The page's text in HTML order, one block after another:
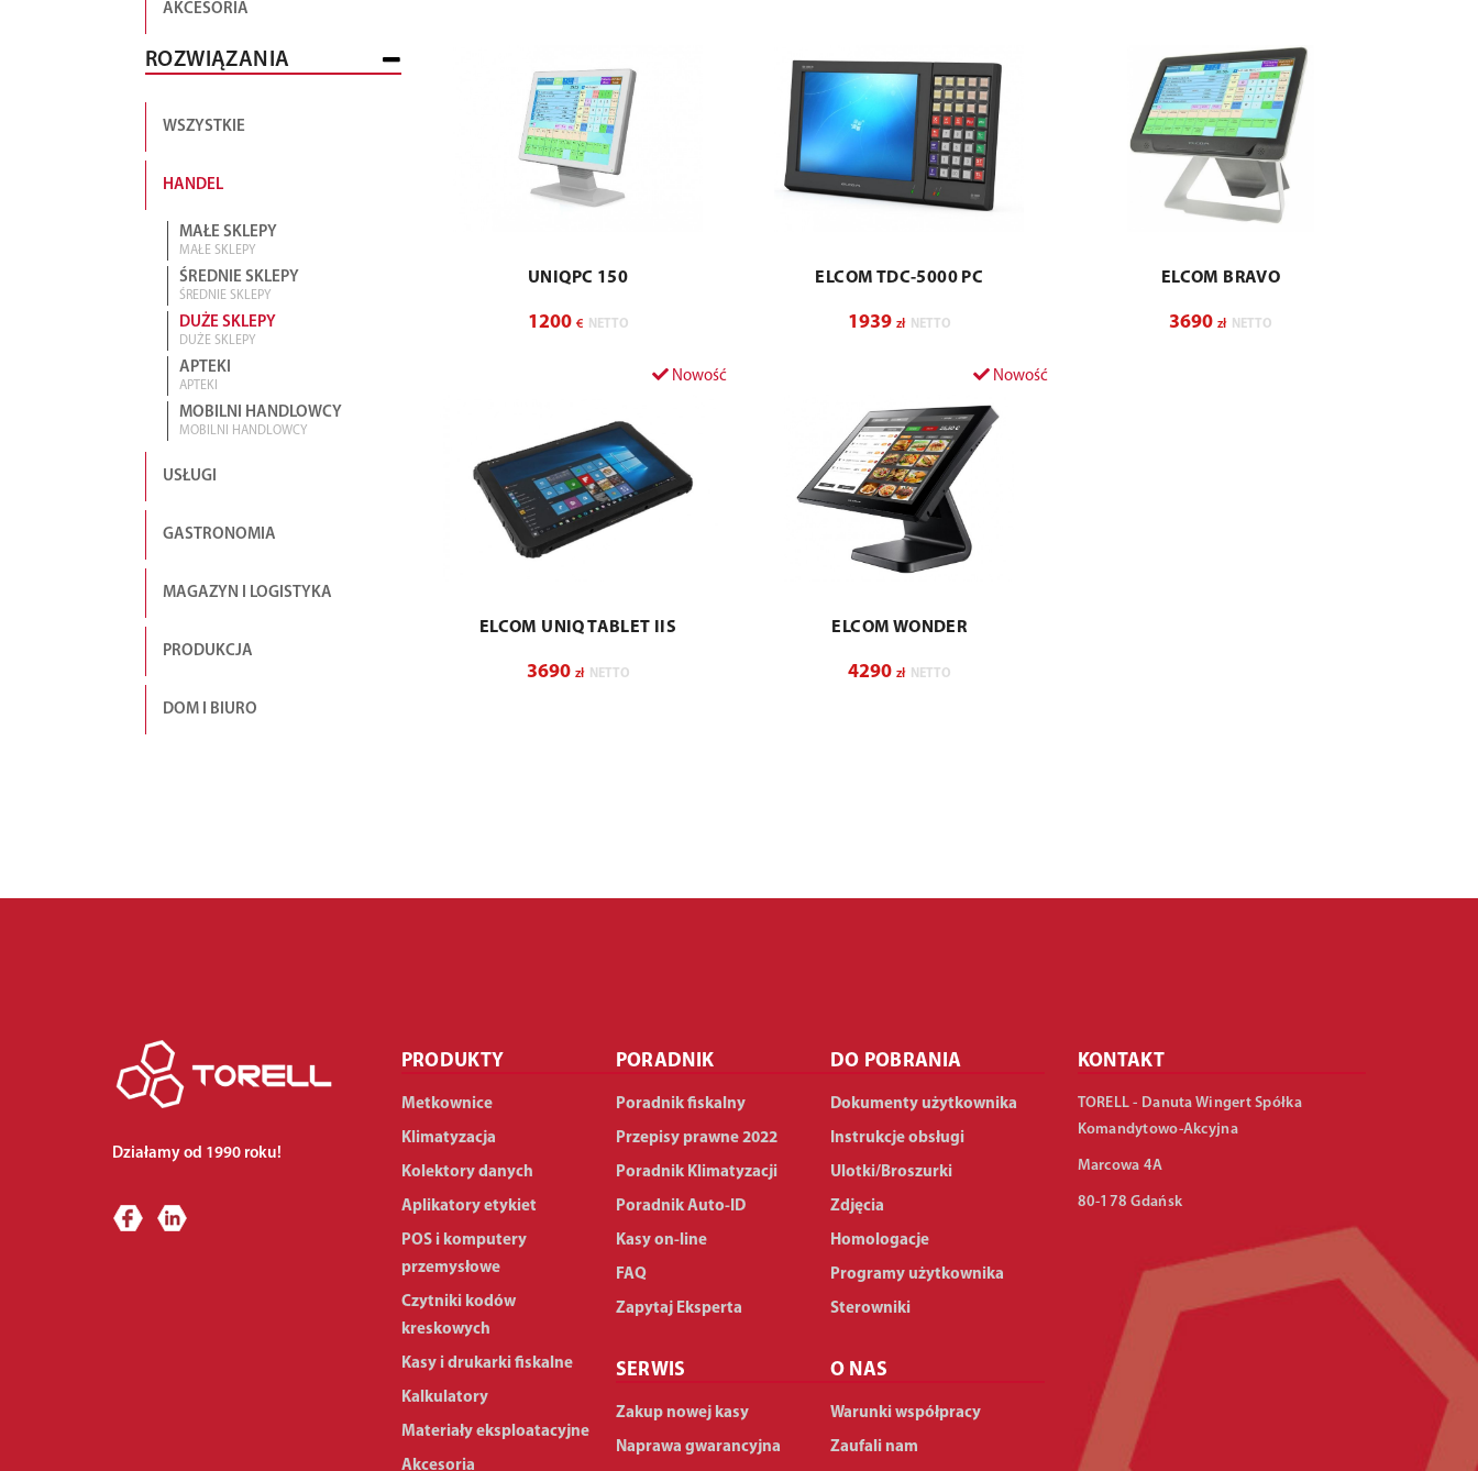
AKCESORIA
ROZWIĄZANIA
WSZYSTKIE
HANDEL
MAŁE SKLEPY
MAŁE SKLEPY
ŚREDNIE SKLEPY
ŚREDNIE SKLEPY
DUŻE SKLEPY
DUŻE SKLEPY
APTEKI
APTEKI
MOBILNI HANDLOWCY
MOBILNI HANDLOWCY
USŁUGI
GASTRONOMIA
MAGAZYN I LOGISTYKA
PRODUKCJA
DOM I BIURO
UNIQPC 150
1200 € NETTO
ELCOM TDC-5000 PC
1939 zł NETTO
ELCOM BRAVO
3690 zł NETTO
Nowość
ELCOM UNIQ TABLET IIS
3690 zł NETTO
Nowość
ELCOM WONDER
4290 zł NETTO
Działamy od 1990 roku!
PRODUKTY
Metkownice
Klimatyzacja
Kolektory danych
Aplikatory etykiet
POS i komputery
przemysłowe
Czytniki kodów
kreskowych
Kasy i drukarki fiskalne
Kalkulatory
Materiały eksploatacyjne
Akcesoria
PORADNIK
Poradnik fiskalny
Przepisy prawne 2022
Poradnik Klimatyzacji
Poradnik Auto-ID
Kasy on-line
FAQ
Zapytaj Eksperta
SERWIS
Zakup nowej kasy
Naprawa gwarancyjna
DO POBRANIA
Dokumenty użytkownika
Instrukcje obsługi
Ulotki/Broszurki
Zdjęcia
Homologacje
Programy użytkownika
Sterowniki
O NAS
Warunki współpracy
Zaufali nam
KONTAKT
TORELL - Danuta Wingert Spółka
Komandytowo-Akcyjna
Marcowa 4A
80-178 Gdańsk